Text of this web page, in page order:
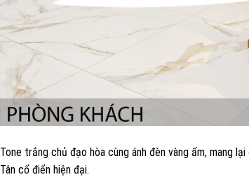
Tone trắng chủ đạo hòa cùng ánh đèn vàng ấm, mang
Tân cổ điển hiện đại.